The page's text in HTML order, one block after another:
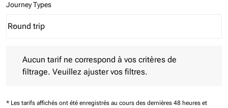
Journey Types
Journey Types option Round trip Selected
Round trip
keyboard_arrow_down
Aucun tarif ne correspond à vos critères de
filtrage. Veuillez ajuster vos filtres.
* Les tarifs affichés ont été enregistrés au cours des dernières 48 heures et